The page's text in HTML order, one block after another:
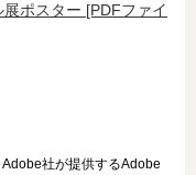
展ポスター [PDFファイ
社が提供するAdobe